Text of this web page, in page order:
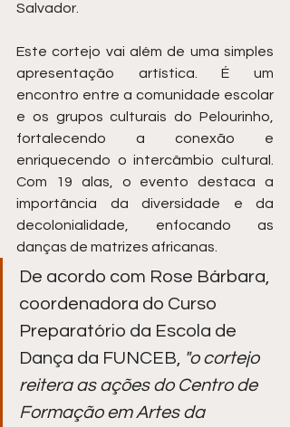
Salvador.
Este cortejo vai além de uma simples
apresentação artística. É um
encontro entre a comunidade escolar
e os grupos culturais do Pelourinho,
fortalecendo a conexão e
enriquecendo o intercâmbio cultural.
Com 19 alas, o evento destaca a
importância da diversidade e da
decolonialidade, enfocando as
danças de matrizes africanas.
De acordo com Rose Bárbara,
coordenadora do Curso
Preparatório da Escola de
Dança da FUNCEB, "o cortejo
reitera as ações do Centro de
Formação em Artes da